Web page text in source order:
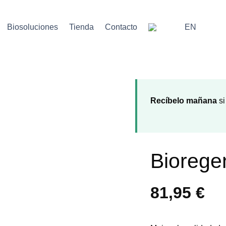
Biosoluciones Tienda Contacto EN
Recíbelo mañanasi
81,95 €